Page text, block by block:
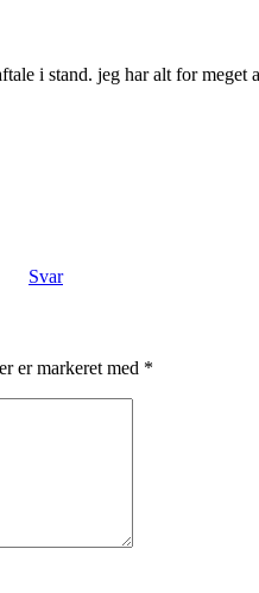
i stand. jeg har alt for
Svar
er markeret med *